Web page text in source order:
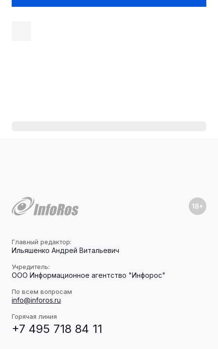
Главный редактор:
Ильяшенко Андрей Витальевич
Учредитель:
ООО Информационное агентство "Инфорос"
По всем вопросам
info@inforos.ru
Горячая линия
+7 495 718 84 11